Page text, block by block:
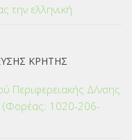
την ελληνική
ΚΡΗΤΗΣ
Περιφερειακής Δ/νσης
(Φορέας: 1020-206-